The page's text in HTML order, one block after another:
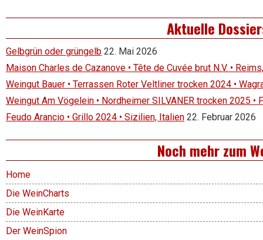
Aktuelle
Gelbgrün oder grüngelb 22. Mai 2026
Maison Charles de Cazanove • Tête de Cuvée brut N.V. •
Weingut Bauer • Terrassen Roter Veltliner trocken 2024 •
Weingut Am Vögelein • Nordheimer SILVANER trocken 2025 •
Feudo Arancio • Grillo 2024 • Sizilien, Italien 22. Februar 2026
Noch mehr zum
Home
Die WeinCharts
Die WeinKarte
Der WeinSpion